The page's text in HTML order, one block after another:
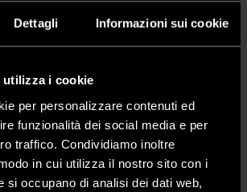
Dettagli Informazioni sui cookie
i cookie
per personalizzare contenuti ed
funzionalità dei social media e per
traffico. Condividiamo inoltre
in cui utilizza il nostro sito con i
si occupano di analisi dei dati web,
(calandre) >
adesivo: come sceglierli
le plastificatrici funzionino in maniera